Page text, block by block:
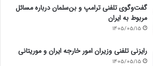
گفت‌وگوی تلفنی ترامپ و بن‌سلمان درباره مسائل
مربوط به ایران
1405/05/15
رایزنی تلفنی وزیران امور خارجه ایران و موریتانی
1405/05/15